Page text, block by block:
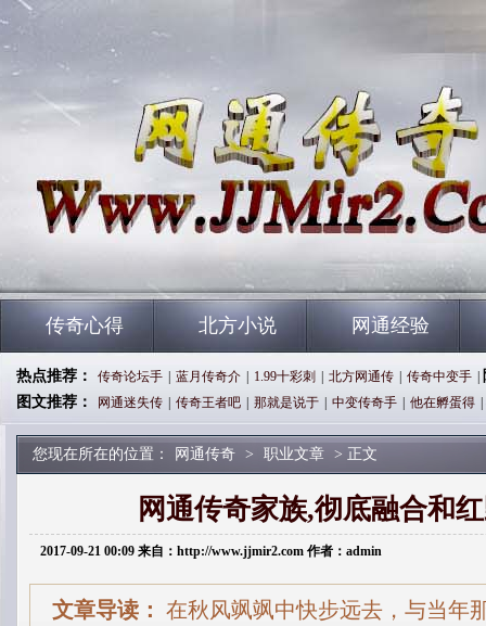
传奇心得 北方小说 网通经验
热点推荐： 传奇论坛手 蓝月传奇介 1.99十彩刺 北方网通传 传奇中变手
图文推荐：
网通迷失传 传奇王者吧 那就是说于 中变传奇手 他在孵蛋得
您现在所在的位置： 网通传奇 > 职业文章 > 正文
网通传奇家族,彻底融合和
2017-09-21 00:09 来自：http://www.jjmir2.com 作者：admin
文章导读： 在秋风飒飒中快步远去，与当年